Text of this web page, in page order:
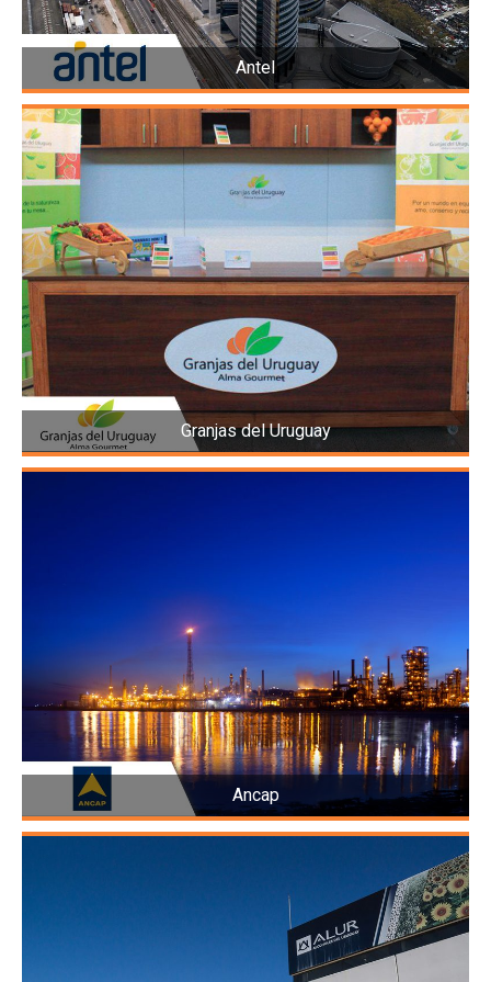
Antel
Granjas del Uruguay
Ancap